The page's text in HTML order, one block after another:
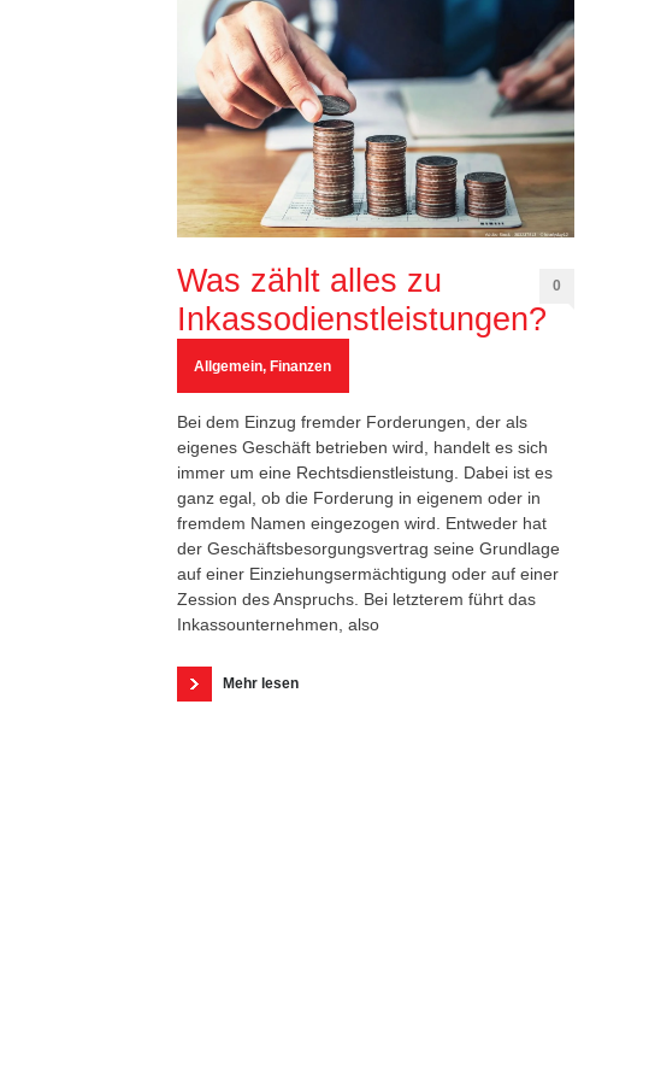
Was zählt alles zu
Inkassodienstleistungen?
0
Allgemein, Finanzen
Bei dem Einzug fremder Forderungen, der als
eigenes Geschäft betrieben wird, handelt es sich
immer um eine Rechtsdienstleistung. Dabei ist es
ganz egal, ob die Forderung in eigenem oder in
fremdem Namen eingezogen wird. Entweder hat
der Geschäftsbesorgungsvertrag seine Grundlage
auf einer Einziehungsermächtigung oder auf einer
Zession des Anspruchs. Bei letzterem führt das
Inkassounternehmen, also
Mehr lesen